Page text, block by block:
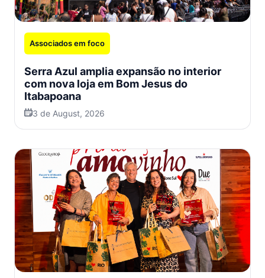
Associados em foco
Serra Azul amplia expansão no interior
com nova loja em Bom Jesus do
Itabapoana
3 de August, 2026